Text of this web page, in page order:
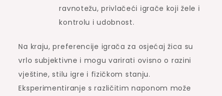
ravnotežu, privlačeći igrače koji žele i
kontrolu i udobnost.
Na kraju, preferencije igrača za osjećaj žica su
vrlo subjektivne i mogu varirati ovisno o razini
vještine, stilu igre i fizičkom stanju.
Eksperimentiranje s različitim naponom može